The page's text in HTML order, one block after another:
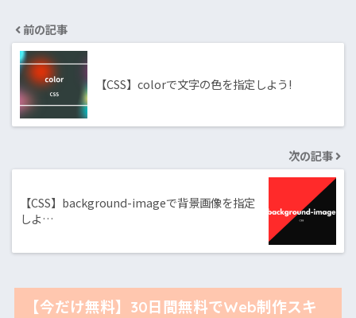
前の記事
【CSS】colorで文字の色を指定しよう!
次の記事
【CSS】background-imageで背景画像を指定
しよ…
【今だけ無料】30日間無料でWeb制作スキ